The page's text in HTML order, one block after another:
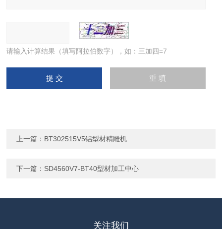
请输入计算结果（填写阿拉伯数字），如：三加四=7
上一篇： BT302515V5铝型材精雕机
下一篇： SD4560V7-BT40型材加工中心
关注我们